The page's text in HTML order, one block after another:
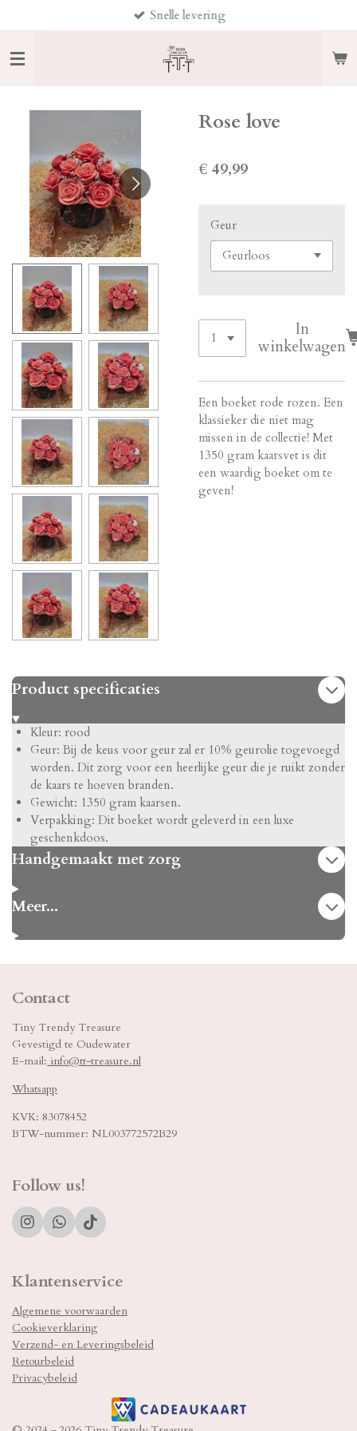
direct
naar
de
hoofdinhoud
Snelle levering
Rose love
€ 49,99
Geur
In
winkelwagen
Een boeket rode rozen. Een
klassieker die niet mag
missen in de collectie! Met
1350 gram kaarsvet is dit
een waardig boeket om te
geven!
Product specificaties
Kleur: rood
Geur: Bij de keus voor geur zal er 10% geurolie togevoegd
worden. Dit zorg voor een heerlijke geur die je ruikt zonder
de kaars te hoeven branden.
Gewicht: 1350 gram kaarsen.
Verpakking: Dit boeket wordt geleverd in een luxe
geschenkdoos.
Handgemaakt met zorg
Meer...
Contact
Tiny Trendy Treasure
Gevestigd te Oudewater
E-mail: info@tt-treasure.nl
Whatsapp
KVK: 83078452
BTW-nummer: NL003772572B29
Follow us!
I
n
t
a
r
a
m
W
h
s
p
p
T
i
o
Klantenservice
Algemene voorwaarden
Cookieverklaring
Verzend- en Leveringsbeleid
Retourbeleid
Privacybeleid